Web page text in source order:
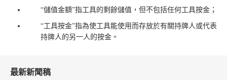
“儲值金額”指工具的剩餘儲值，但不包括任何工具按金；
“工具按金”指為使工具能使用而存放於有關持牌人或代表
持牌人的另一人的按金。
最新新聞稿